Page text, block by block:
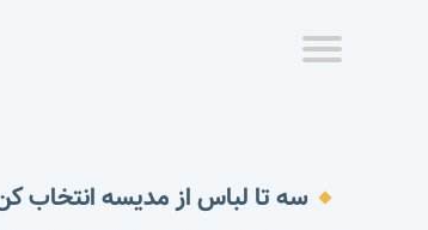
سه تا لباس از مدیسه انتخاب